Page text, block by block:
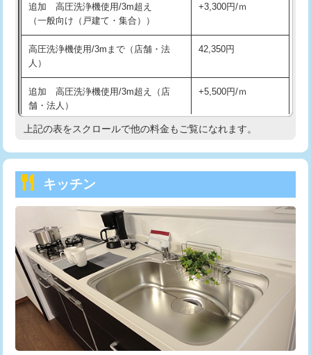
交換・取付（その他部品） 11,000円+材料費
持込商品取付（単水栓） 13,200円
持込商品取付（混合水栓）
持込商品取付（浄水器・分岐水栓） 16,500円
持込商品取付（温水洗浄便座） 22,000円
持込商品取付（普通便座⇔温水洗浄便
22,000円
給水管工事※（ホール加工)
給水管工事※（バンド止め) 3,300円
給水管工事※（支持金具設置) 5,500円
給水管工事※（保温材使用（バンド止
め込み）)
5,500円
給水管工事※（土の掘削・埋め戻し作
11,000円
追加 高圧洗浄機使用/3m超え
（一般向け（戸建て・集合））
+3,300円/ｍ
高圧洗浄機使用/3mまで（店舗・法
人）
42,350円
追加 高圧洗浄機使用/3m超え（店
舗・法人）
+5,500円/ｍ
高度高圧洗浄換 現地調査
トーラー機使用/3mまで
追加トーラー機使用/3m超え +3,300円
カメラ調査 33,000円
桝清掃 8,800円
止水・漏水調査・防水処理・清掃・修
理・調整・分解・加工など（軽作業）
11,000円
止水・漏水調査・防水処理・清掃・修
22,000円
上記の表をスクロールで他の料金もご覧になれます。
キッチン